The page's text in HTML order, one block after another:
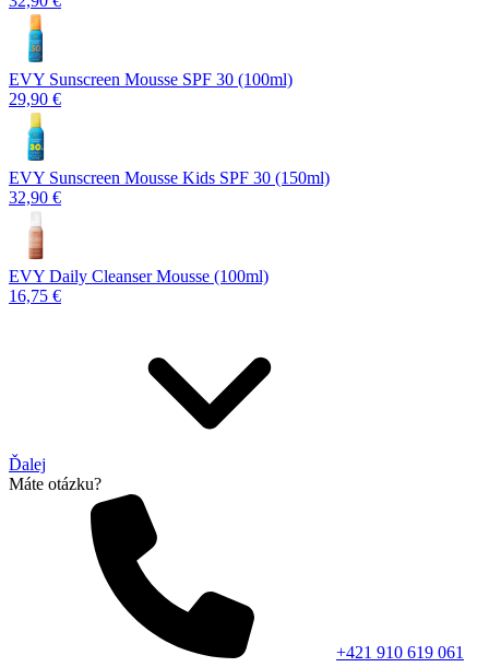
EVY Sunscreen Mousse SPF 30 (100ml)
29,90 €
EVY Sunscreen Mousse Kids SPF 30 (150ml)
32,90 €
EVY Daily Cleanser Mousse (100ml)
16,75 €
Ďalej
Máte otázku?
+421 910 619 061